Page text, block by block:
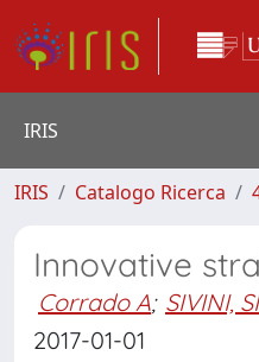
IRIS
IRIS Catalogo Ricerca
Innovative
Corrado A; SIVINI,
2017-01-01